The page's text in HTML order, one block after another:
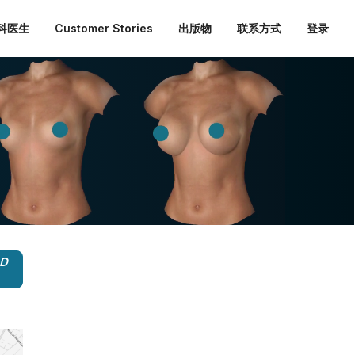
医生 Customer Stories 出版物 联系方式 登录